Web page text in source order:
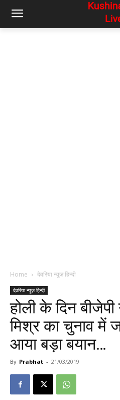
Home देवरिया न्यूज़ हिन्दी
देवरिया न्यूज़ हिन्दी
होली के दिन
मिश्र का चुनाव में
आया बड़ा बयान…
By Prabhat - 21/03/2019